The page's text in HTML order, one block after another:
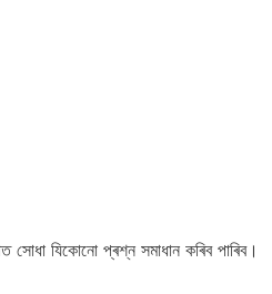
যিকোনো প্ৰশ্ন সমাধান কৰিব পাৰিব।